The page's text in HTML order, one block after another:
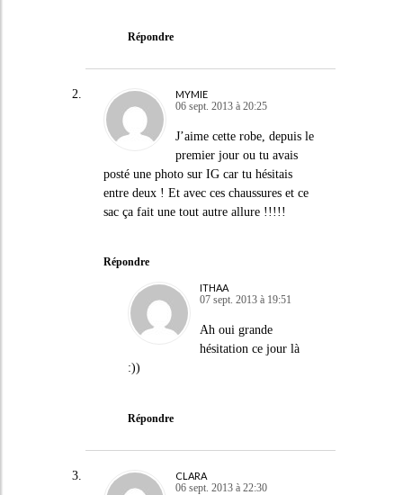
Répondre
MYMIE
06 sept. 2013 à 20:25
J’aime cette robe, depuis le
premier jour ou tu avais
posté une photo sur IG car tu hésitais
entre deux ! Et avec ces chaussures et ce
sac ça fait une tout autre allure !!!!!
Répondre
ITHAA
07 sept. 2013 à 19:51
Ah oui grande
hésitation ce jour là
:))
Répondre
CLARA
06 sept. 2013 à 22:30